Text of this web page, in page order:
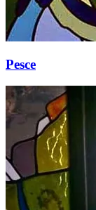
Pesce